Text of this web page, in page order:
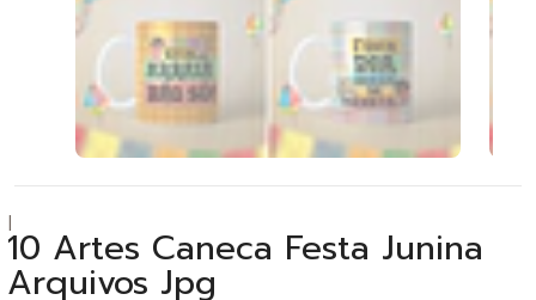
|10 Artes Caneca Festa Junina
Arquivos Jpg